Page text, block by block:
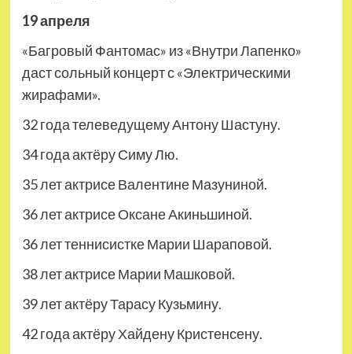
19 апреля
«Багровый Фантомас» из «Внутри Лапенко»
даст сольный концерт с «Электрическими
жирафами».
32 года телеведущему Антону Шастуну.
34 года актёру Симу Лю.
35 лет актрисе Валентине Мазуниной.
36 лет актрисе Оксане Акиньшиной.
36 лет теннисистке Марии Шараповой.
38 лет актрисе Марии Машковой.
39 лет актёру Тарасу Кузьмину.
42 года актёру Хайдену Кристенсену.